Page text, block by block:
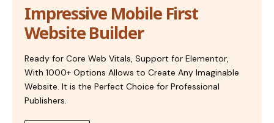
Impressive Mobile First
Website Builder
Ready for Core Web Vitals, Support for Elementor,
With 1000+ Options Allows to Create Any Imaginable
Website. It is the Perfect Choice for Professional
Publishers.